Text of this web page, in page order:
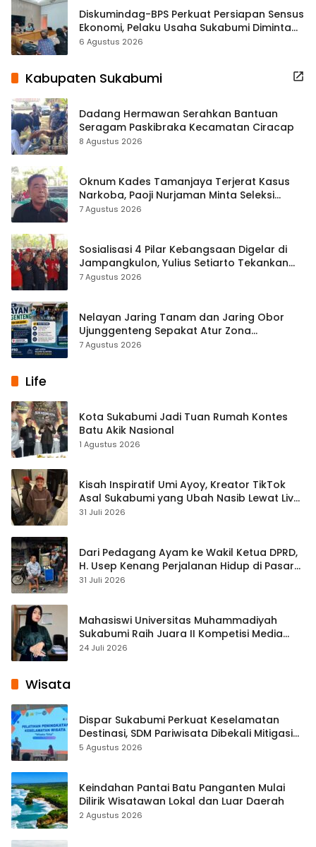
Diskumindag-BPS Perkuat Persiapan Sensus
Ekonomi, Pelaku Usaha Sukabumi Diminta
Terbuka Beri Data
6 Agustus 2026
Kabupaten Sukabumi
Dadang Hermawan Serahkan Bantuan
Seragam Paskibraka Kecamatan Ciracap
8 Agustus 2026
Oknum Kades Tamanjaya Terjerat Kasus
Narkoba, Paoji Nurjaman Minta Seleksi
Calon Kades Diperketat
7 Agustus 2026
Sosialisasi 4 Pilar Kebangsaan Digelar di
Jampangkulon, Yulius Setiarto Tekankan
Pentingnya Persatuan
7 Agustus 2026
Nelayan Jaring Tanam dan Jaring Obor
Ujunggenteng Sepakat Atur Zona
Penangkapan
7 Agustus 2026
Life
Kota Sukabumi Jadi Tuan Rumah Kontes
Batu Akik Nasional
1 Agustus 2026
Kisah Inspiratif Umi Ayoy, Kreator TikTok
Asal Sukabumi yang Ubah Nasib Lewat Live
Streaming
31 Juli 2026
Dari Pedagang Ayam ke Wakil Ketua DPRD,
H. Usep Kenang Perjalanan Hidup di Pasar
Cisaat
31 Juli 2026
Mahasiswi Universitas Muhammadiyah
Sukabumi Raih Juara II Kompetisi Media
Pembelajaran Digital Tingkat Internasional
24 Juli 2026
Wisata
Dispar Sukabumi Perkuat Keselamatan
Destinasi, SDM Pariwisata Dibekali Mitigasi
hingga Teknik Evakuasi
5 Agustus 2026
Keindahan Pantai Batu Panganten Mulai
Dilirik Wisatawan Lokal dan Luar Daerah
2 Agustus 2026